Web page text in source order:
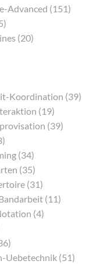
Advanced (151)
(20)
Koordination (39)
(19)
(39)
(34)
(35)
(31)
(11)
(4)
Uebetechnik (51)